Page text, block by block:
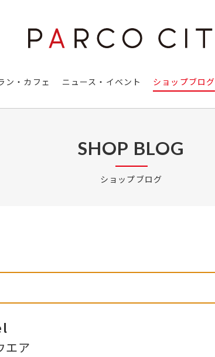
ン・カフェ ニュース・イベント ショップブログ
SHOP BLOG
ショップブログ
エア